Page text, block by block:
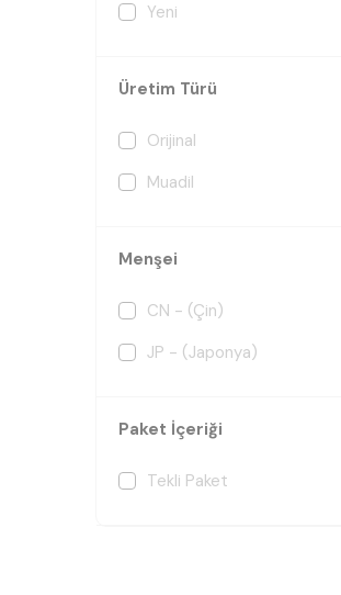
Yeni
Üretim Türü
Orijinal
Muadil
Menşei
CN - (Çin)
JP - (Japonya)
Paket İçeriği
Tekli Paket